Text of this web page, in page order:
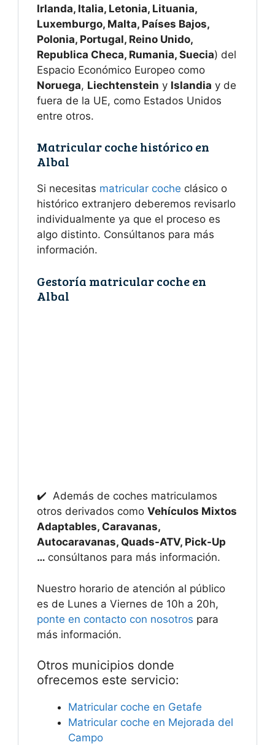
Irlanda, Italia, Letonia, Lituania,
Luxemburgo, Malta, Países Bajos,
Polonia, Portugal, Reino Unido,
Republica Checa, Rumania, Suecia) del
Espacio Económico Europeo como
Noruega, Liechtenstein y Islandia y de
fuera de la UE, como Estados Unidos
entre otros.
Matricular coche histórico en
Albal
Si necesitas matricular coche clásico o
histórico extranjero deberemos revisarlo
individualmente ya que el proceso es
algo distinto. Consúltanos para más
información.
Gestoría matricular coche en
Albal
✔️ Además de coches matriculamos
otros derivados como Vehículos Mixtos
Adaptables, Caravanas,
Autocaravanas, Quads-ATV, Pick-Up
… consúltanos para más información.
Nuestro horario de atención al público
es de Lunes a Viernes de 10h a 20h,
ponte en contacto con nosotros para
más información.
Otros municipios donde
ofrecemos este servicio:
Matricular coche en Getafe
Matricular coche en Mejorada del
Campo